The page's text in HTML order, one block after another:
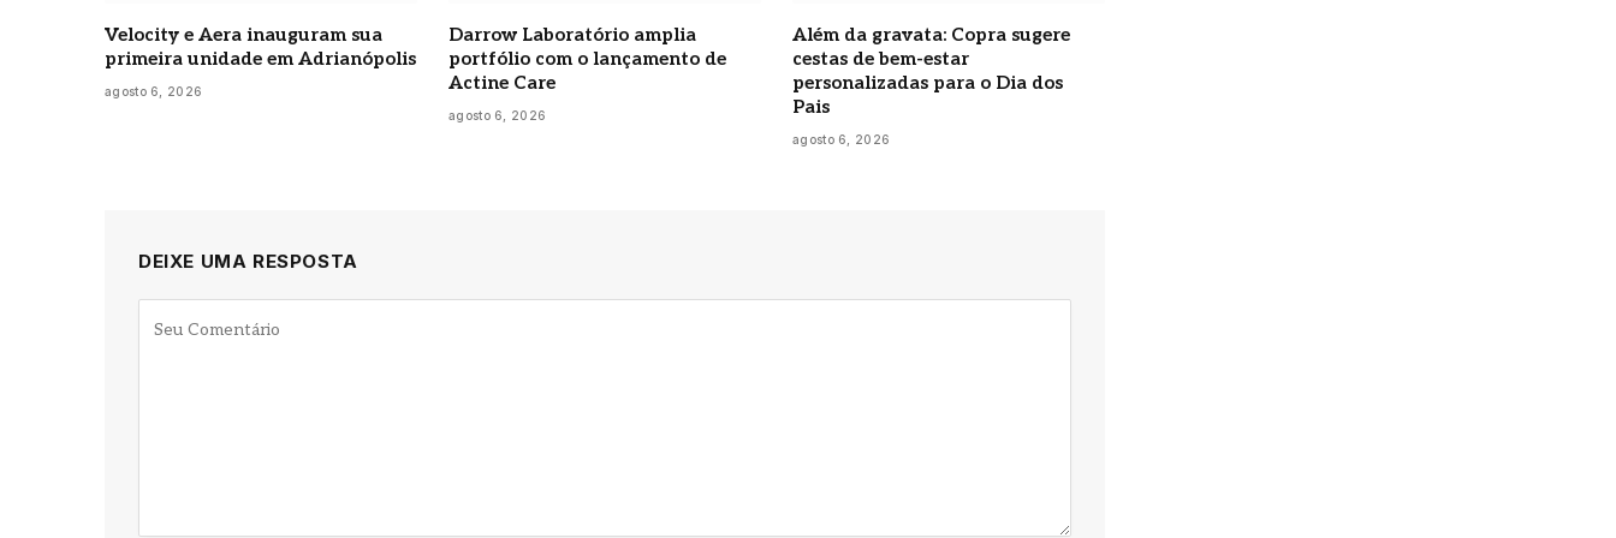
Velocity e Aera inauguram sua
primeira unidade em Adrianópolis
agosto 6, 2026
Darrow Laboratório amplia
portfólio com o lançamento de
Actine Care
agosto 6, 2026
Além da gravata: Copra sugere
cestas de bem-estar
personalizadas para o Dia dos
Pais
agosto 6, 2026
DEIXE UMA RESPOSTA